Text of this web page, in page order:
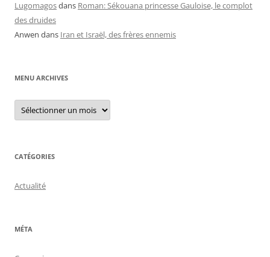
Lugomagosdans Roman: Sékouana princesse Gauloise, le complot
des druides
Anwen dans Iran et Israël, des frères ennemis
MENU ARCHIVES
Menu
archives
CATÉGORIES
Actualité
MÉTA